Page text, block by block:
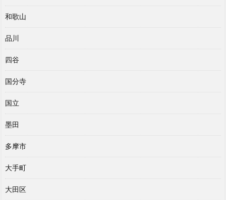
和歌山
品川
四谷
国分寺
国立
墨田
多摩市
大手町
大田区